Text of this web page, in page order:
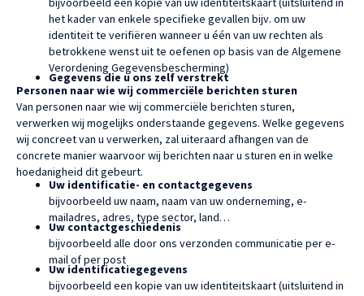
het kader van enkele specifieke gevallen bijv. om uw
identiteit te verifiëren wanneer u één van uw rechten als
betrokkene wenst uit te oefenen op basis van de Algemene
Verordening Gegevensbescherming)
Gegevens die u ons zelf verstrekt
Personen naar wie wij commerciële berichten sturen
Van personen naar wie wij commerciële berichten sturen,
verwerken wij mogelijks onderstaande gegevens. Welke gegevens
wij concreet van u verwerken, zal uiteraard afhangen van de
concrete manier waarvoor wij berichten naar u sturen en in welke
hoedanigheid dit gebeurt.
Uw identificatie- en contactgegevens
bijvoorbeeld uw naam, naam van uw onderneming, e-
mailadres, adres, type sector, land…
Uw contactgeschiedenis
bijvoorbeeld alle door ons verzonden communicatie per e-
mail of per post
Uw identificatiegegevens
bijvoorbeeld een kopie van uw identiteitskaart (uitsluitend in